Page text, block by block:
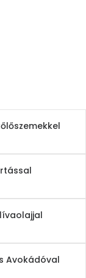
Avokádóval